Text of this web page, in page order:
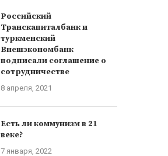
Российский
Транскапиталбанк и
туркменский
Внешэкономбанк
подписали соглашение о
сотрудничестве
8 апреля, 2021
Есть ли коммунизм в 21
веке?
7 января, 2022